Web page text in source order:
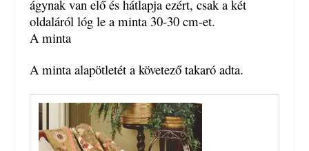
ágynak van elő és hátlapja ezért, csak a két
oldaláról lóg le a minta 30-30 cm-et.
A minta
A minta alapötletét a követező takaró adta.